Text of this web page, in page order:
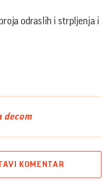
odraslih i strpljenja i
decom
KOMENTAR